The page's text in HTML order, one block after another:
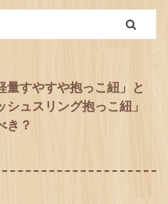
量すやすや抱っこ紐」と
シュスリング抱っこ紐」
き？